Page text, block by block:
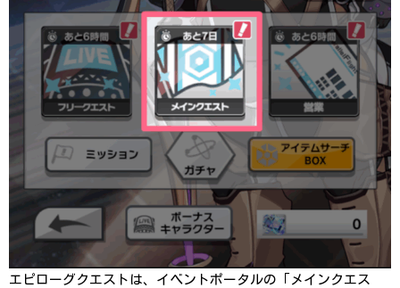
エピローグクエストは、イベントポータルの「メインクエス